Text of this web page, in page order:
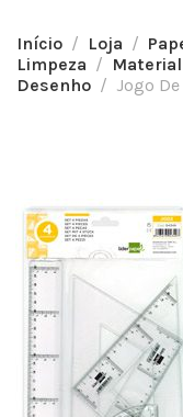
Início Loja
Limpeza
Desenho
Jogo